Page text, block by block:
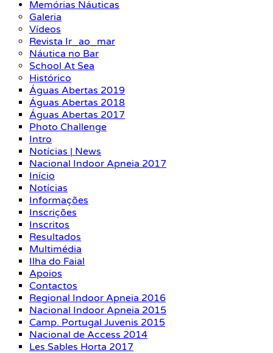
Memórias Náuticas
Galeria
Vídeos
Revista Ir_ao_mar
Náutica no Bar
School At Sea
Histórico
Águas Abertas 2019
Águas Abertas 2018
Águas Abertas 2017
Photo Challenge
Intro
Notícias | News
Nacional Indoor Apneia 2017
Início
Notícias
Informações
Inscrições
Inscritos
Resultados
Multimédia
Ilha do Faial
Apoios
Contactos
Regional Indoor Apneia 2016
Nacional Indoor Apneia 2015
Camp. Portugal Juvenis 2015
Nacional de Access 2014
Les Sables Horta 2017